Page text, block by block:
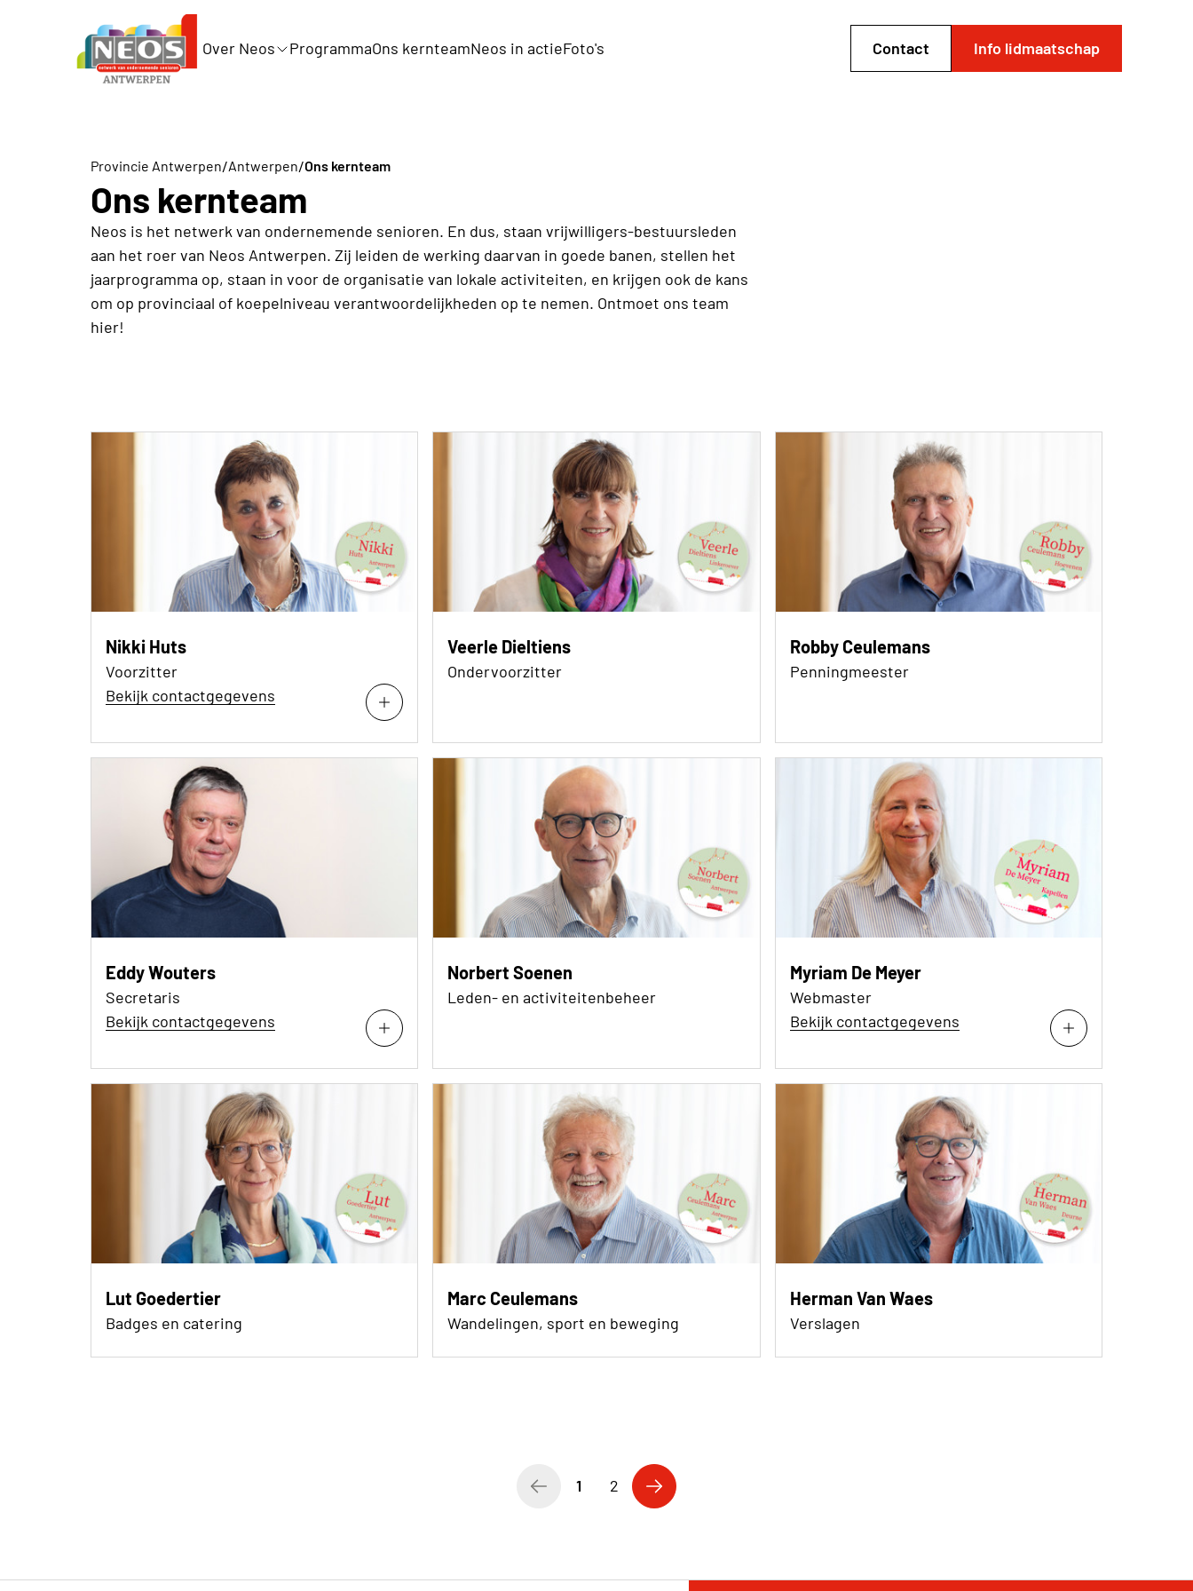
Over Neos ProgrammaOns kernteamNeos in actieFoto's Contact Info lidmaatschap
Provincie Antwerpen/Antwerpen/Ons kernteam
Ons kernteam
Neos is het netwerk van ondernemende senioren. En dus, staan vrijwilligers-bestuursleden
aan het roer van Neos Antwerpen. Zij leiden de werking daarvan in goede banen, stellen het
jaarprogramma op, staan in voor de organisatie van lokale activiteiten, en krijgen ook de kans
om op provinciaal of koepelniveau verantwoordelijkheden op te nemen. Ontmoet ons team
hier!
Nikki Huts
Voorzitter
Bekijk contactgegevens
Veerle Dieltiens
Ondervoorzitter
Robby Ceulemans
Penningmeester
Eddy Wouters
Secretaris
Bekijk contactgegevens
Norbert Soenen
Leden- en activiteitenbeheer
Myriam De Meyer
Webmaster
Bekijk contactgegevens
Lut Goedertier
Badges en catering
Marc Ceulemans
Wandelingen, sport en beweging
Herman Van Waes
Verslagen
1 2